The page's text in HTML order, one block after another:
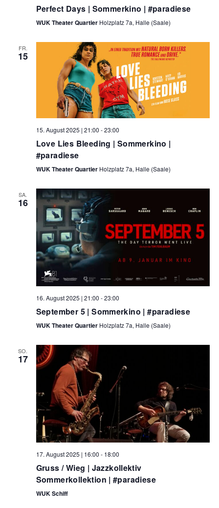
Perfect Days | Sommerkino | #paradiese
WUK Theater Quartier Holzplatz 7a, Halle (Saale)
FR.
15
15. August 2025 | 21:00 -23:00
Love Lies Bleeding | Sommerkino |
#paradiese
WUK Theater Quartier Holzplatz 7a, Halle (Saale)
SA.
16
16. August 2025 | 21:00 -23:00
September 5 | Sommerkino | #paradiese
WUK Theater Quartier Holzplatz 7a, Halle (Saale)
SO.
17
17. August 2025 | 16:00 - 18:00
Gruss / Wieg | Jazzkollektiv
Sommerkollektion | #paradiese
WUK Schiff